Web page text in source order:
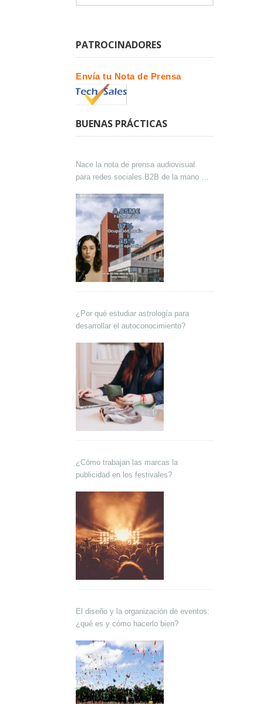
PATROCINADORES
Envía tu Nota de Prensa
BUENAS PRÁCTICAS
Nace la nota de prensa audiovisual
para redes sociales B2B de la mano de
¿Por qué estudiar astrología para
desarrollar el autoconocimiento?
¿Cómo trabajan las marcas la
publicidad en los festivales?
El diseño y la organización de eventos:
¿qué es y cómo hacerlo bien?